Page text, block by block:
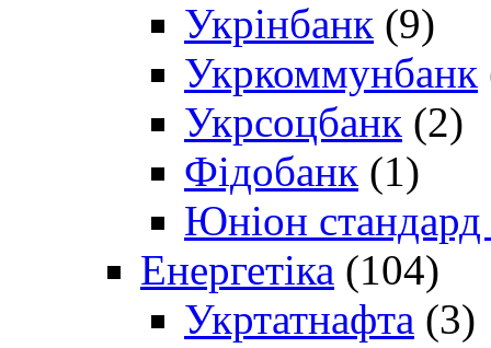
Укрінбанк (9)
Укркоммунбанк
Укрсоцбанк (2)
Фідобанк (1)
Юніон стандард
Енергетіка (104)
Укртатнафта (3)